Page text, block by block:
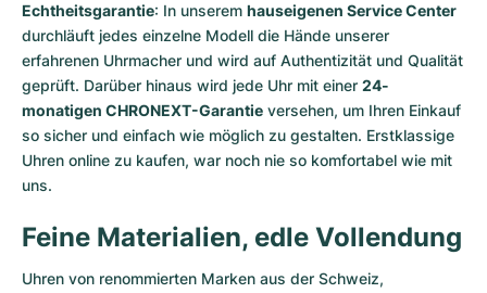
Echtheitsgarantie: In unserem hauseigenen Service Center
durchläuft jedes einzelne Modell die Hände unserer
erfahrenen Uhrmacher und wird auf Authentizität und Qualität
geprüft. Darüber hinaus wird jede Uhr mit einer 24-
monatigen CHRONEXT-Garantie versehen, um Ihren Einkauf
so sicher und einfach wie möglich zu gestalten. Erstklassige
Uhren online zu kaufen, war noch nie so komfortabel wie mit
uns.
Feine Materialien, edle Vollendung
Uhren von renommierten Marken aus der Schweiz,